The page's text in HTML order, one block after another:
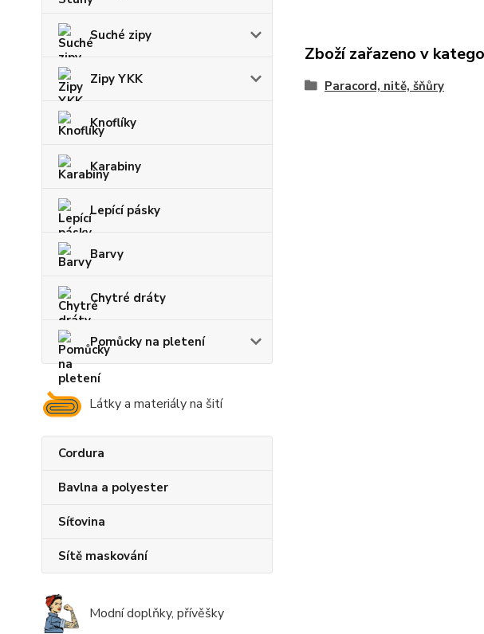
Suché zipy
Zipy YKK
Knoflíky
Karabiny
Lepící pásky
Barvy
Chytré dráty
Pomůcky na pletení
Látky a materiály na šití
Cordura
Bavlna a polyester
Síťovina
Sítě maskování
Modní doplňky, přívěšky
Zboží zařazeno v
Paracord, nitě, šňůry